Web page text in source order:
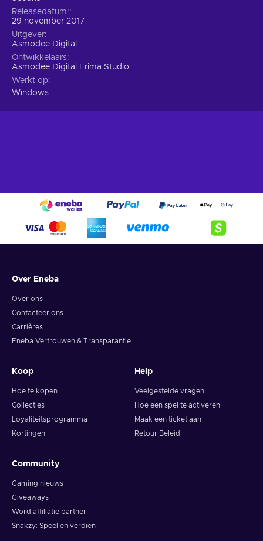
Releasedatum:
29 november 2017
Uitgever
Asmodee Digital
Ontwikkelaars
Asmodee Digital Frima Studio
Werkt op
Windows
Over Eneba
Over ons
Contacteer ons
Carrières
Eneba Vertrouwen & Transparantie
Koop
Hoe te kopen
Collecties
Loyaliteitsprogramma
Kortingen
Help
Veelgestelde vragen
Hoe een spel te activeren
Maak een ticket aan
Retour Beleid
Community
Gaming nieuws
Giveaways
Word affiliatie partner
Snakzy: Speel en verdien